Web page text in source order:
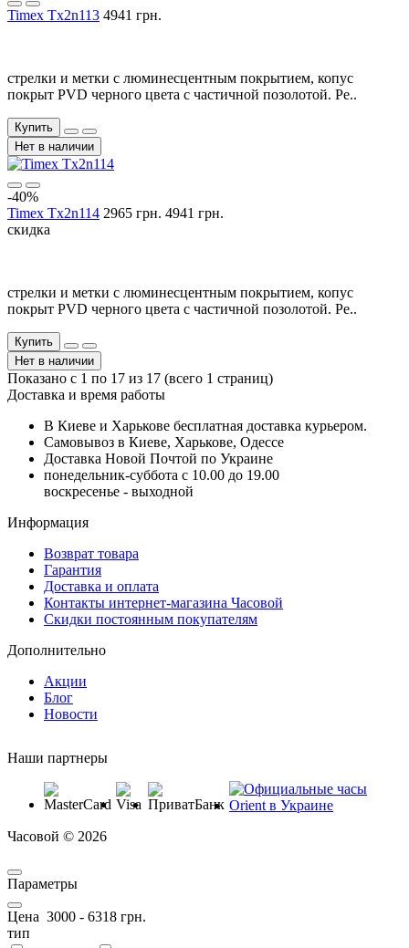
Timex Tx2n113 4941 грн.
стрелки и метки с люминесцентным покрытием, копус
покрыт PVD черного цвета с частичной позолотой. Ре..
Купить
Нет в наличии
-40%
Timex Tx2n114 2965 грн. 4941 грн.
скидка
стрелки и метки с люминесцентным покрытием, копус
покрыт PVD черного цвета с частичной позолотой. Ре..
Купить
Нет в наличии
Показано с 1 по 17 из 17 (всего 1 страниц)
Доставка и время работы
В Киеве и Харькове бесплатная доставка курьером.
Самовывоз в Киеве, Харькове, Одессе
Доставка Новой Почтой по Украине
понедельник-суббота с 10.00 до 19.00
воскресенье - выходной
Информация
Возврат товара
Гарантия
Доставка и оплата
Контакты интернет-магазина Часовой
Скидки постоянным покупателям
Дополнительно
Акции
Блог
Новости
Наши партнеры
Часовой © 2026
Параметры
Цена 3000 - 6318 грн.
тип